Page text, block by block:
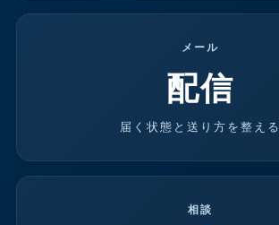
メール
配信
届く状態と送り方を整える
相談